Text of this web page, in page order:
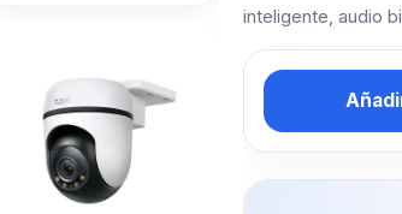
inteligente, audio